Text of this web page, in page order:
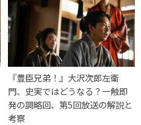
『豊臣兄弟！』大沢次郎左衛
門、史実ではどうなる？一触即
発の調略回、第5回放送の解説と
考察